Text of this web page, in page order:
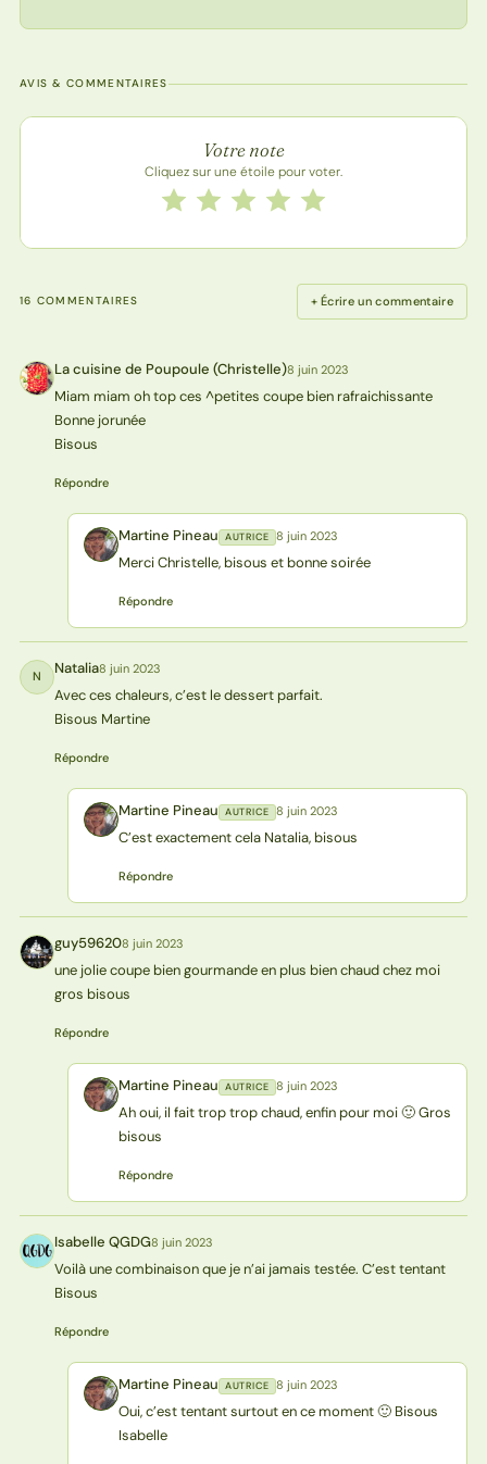
AVIS & COMMENTAIRES
Note de la recette
Votre note
Cliquez sur une étoile pour voter.
Notez cette recette de 1 à 5 étoiles
5 étoiles
4 étoiles
3 étoiles
2 étoiles
1 étoile
16 COMMENTAIRES + Écrire un commentaire
L( La cuisine de Poupoule (Christelle)8 juin 2023
Miam miam oh top ces ^petites coupe bien rafraichissante
Bonne jorunée
Bisous
Répondre
MP Martine Pineau AUTRICE 8 juin 2023
Merci Christelle, bisous et bonne soirée
Répondre
N Natalia8 juin 2023
Avec ces chaleurs, c’est le dessert parfait.
Bisous Martine
Répondre
MP Martine Pineau AUTRICE 8 juin 2023
C’est exactement cela Natalia, bisous
Répondre
G guy596208 juin 2023
une jolie coupe bien gourmande en plus bien chaud chez moi
gros bisous
Répondre
MP Martine Pineau AUTRICE 8 juin 2023
Ah oui, il fait trop trop chaud, enfin pour moi 🙂 Gros
bisous
Répondre
IQ Isabelle QGDG8 juin 2023
Voilà une combinaison que je n’ai jamais testée. C’est tentant
Bisous
Répondre
MP Martine Pineau AUTRICE 8 juin 2023
Oui, c’est tentant surtout en ce moment 🙂 Bisous
Isabelle